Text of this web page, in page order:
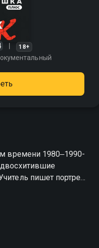
18+
пишет портрет
30 лет спустя.
трети 20-го